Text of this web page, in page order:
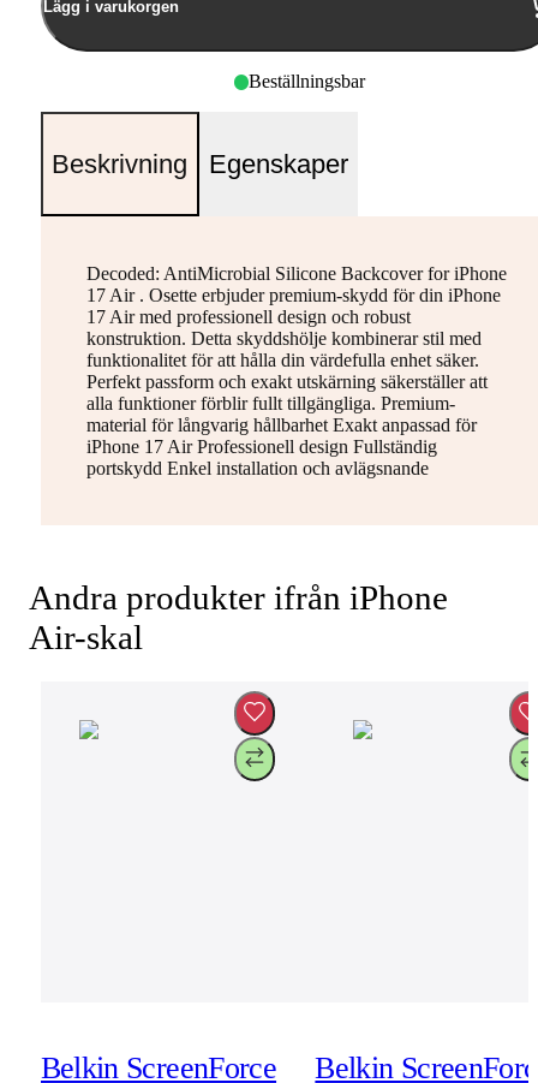
Lägg i varukorgen
Beställningsbar
Beskrivning Egenskaper
Decoded: AntiMicrobial Silicone Backcover for iPhone
17 Air . Osette erbjuder premium-skydd för din iPhone
17 Air med professionell design och robust
konstruktion. Detta skyddshölje kombinerar stil med
funktionalitet för att hålla din värdefulla enhet säker.
Perfekt passform och exakt utskärning säkerställer att
alla funktioner förblir fullt tillgängliga. Premium-
material för långvarig hållbarhet Exakt anpassad för
iPhone 17 Air Professionell design Fullständig
portskydd Enkel installation och avlägsnande
Andra produkter ifrån iPhone
Air-skal
Belkin ScreenForce
Belkin